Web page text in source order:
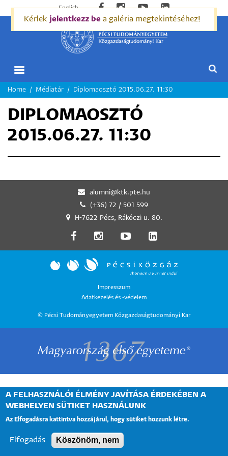
English
MORZSA
Home Médiatár Diplomaosztó 2015.06.27. 11:30
DIPLOMAOSZTÓ
2015.06.27. 11:30
Kérlek jelentkezz be a galéria megtekintéséhez!
alumni@ktk.pte.hu
(+36) 72 / 501 599
H-7622 Pécs, Rákóczi u. 80.
Impresszum
Adatkezelés és -védelem
© Pécsi Tudományegyetem Közgazdaságtudományi Kar
A FELHASZNÁLÓI ÉLMÉNY JAVÍTÁSA ÉRDEKÉBEN A
WEBHELYEN SÜTIKET HASZNÁLUNK
Az Elfogadásra kattintva hozzájárul, hogy sütiket hozzunk létre.
Elfogadás Köszönöm, nem